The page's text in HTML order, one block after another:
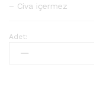
– Civa içermez
Adet: